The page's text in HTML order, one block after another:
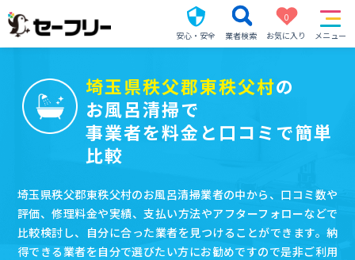
安心・安全 業者検索
0
お気に入り
メニュー
埼玉県秩父郡東秩父村の
お風呂清掃で
事業者を料金と口コミで簡単
比較
埼玉県秩父郡東秩父村のお風呂清掃業者の中から、口コミ数や
評価、修理料金や実績、支払い方法やアフターフォローなどで
比較検討し、自分に合った業者を見つけることができます。納
得できる業者を自分で選びたい方にお勧めですので是非ご利用